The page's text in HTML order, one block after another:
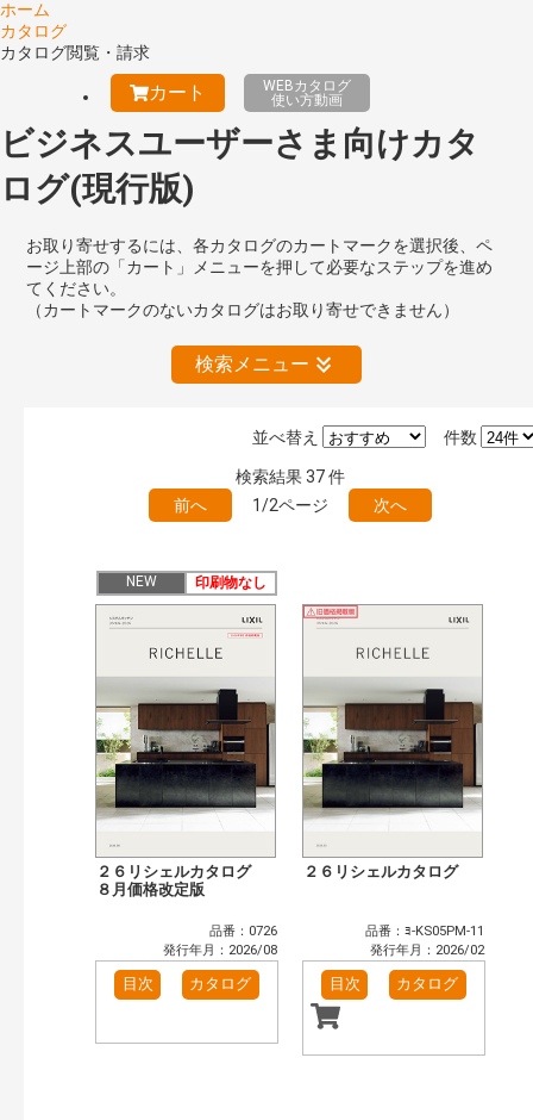
ホーム
カタログ
カタログ閲覧・請求
カート
WEBカタログ
使い方動画
ビジネスユーザーさま向けカタ
ログ(現行版)
お取り寄せするには、各カタログのカートマークを選択後、ペ
ージ上部の「カート」メニューを押して必要なステップを進め
てください。
（カートマークのないカタログはお取り寄せできません）
検索メニュー
絞り込みの解除
旧版（WEBカタログ）
キーワード検索（あいまい）
目次も検索 検 索
おすすめハッシュタグ
まずはここから（2）
リフォームおすすめ（5）
省エネ住宅関連（1）
補助金・優遇制度を知る（2）
カテゴリー
玄関ドア・引戸（39）
インテリア建材（48）
エクステリア（123）
タイル建材（36）
トイレ（60）
小型電気温水器（11）
水栓金具（46）
高性能住宅工法（55）
件数
並べ替え
検索結果37件
前へ
1/2ページ 次へ
NEW 印刷物なし
２６リシェルカタログ
８月価格改定版
品番：0726
発行年月：2026/08
目次 カタログ
２６リシェルカタログ
品番：ﾖ-KS05PM-11
発行年月：2026/02
目次 カタログ